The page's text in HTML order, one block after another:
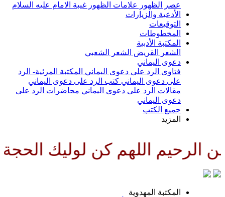
علامات الظهورغيبة الامام عليه السلام
والزيارات
الأدبية
الشعر الشعبي
اليماني
الرد على دعوى اليماني المكتبة المرئية- الرد
دعوى اليماني كتب الرد على دعوى اليماني
الرد على دعوى اليماني محاضرات الرد على
كن لوليك الحجة بن
المهدوية